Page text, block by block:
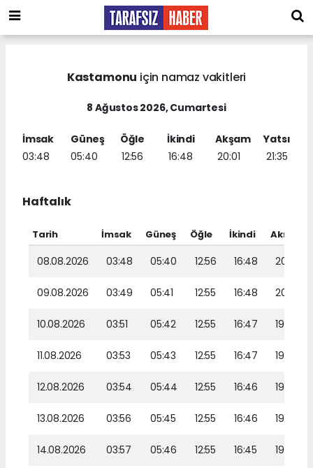
Kastamonu için namaz vakitleri
8 Ağustos 2026, Cumartesi
İmsak
03:48
Güneş
05:40
Öğle
12:56
İkindi
16:48
Akşam
20:01
Yatsı
21:35
Haftalık
Tarih İmsak Güneş Öğle İkindi Akşam
08.08.2026 03:48 05:40 12:56 16:48 20:01
09.08.2026 03:49 05:41 12:55 16:48 20:00
10.08.2026 03:51 05:42 12:55 16:47 19:58
11.08.2026 03:53 05:43 12:55 16:47 19:57
12.08.2026 03:54 05:44 12:55 16:46 19:56
13.08.2026 03:56 05:45 12:55 16:46 19:54
14.08.2026 03:57 05:46 12:55 16:45 19:53